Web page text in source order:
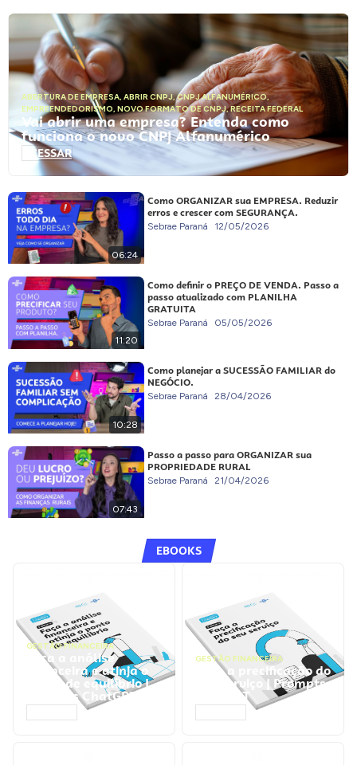
ABERTURA DE EMPRESA, ABRIR CNPJ,CNPJ ALFANUMÉRICO,
EMPREENDEDORISMO, NOVO FORMATO DE CNPJ,RECEITA FEDERAL
Vai abrir uma empresa? Entenda como
funciona o novo CNPJ Alfanumérico
ACESSAR
06:24
Como ORGANIZAR sua EMPRESA. Reduzir
erros e crescer com SEGURANÇA.
Sebrae Paraná 12/05/2026
11:20
Como definir o PREÇO DE VENDA. Passo a
passo atualizado com PLANILHA
GRATUITA
Sebrae Paraná 05/05/2026
10:28
Como planejar a SUCESSÃO FAMILIAR do
NEGÓCIO.
Sebrae Paraná 28/04/2026
07:43
Passo a passo para ORGANIZAR sua
PROPRIEDADE RURAL
Sebrae Paraná 21/04/2026
EBOOKS
GESTÃO FINANCEIRA
Faça a análise
financeira e atinja o
ponto de equilíbrio |
Prompts ChatGPT
GESTÃO FINANCEIRA
Faça a precificação do
seu serviço | Prompts
ChatGPT